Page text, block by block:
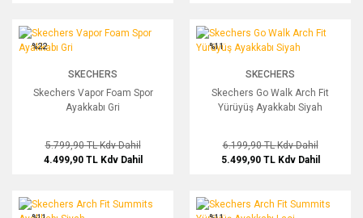
Skechers Vapor Foam Spor Ayakkabı Gri
%22
SKECHERS
Skechers Vapor Foam Spor
Ayakkabı Gri
5.799,90 TLKdv Dahil
4.499,90 TL Kdv Dahil
Skechers Go Walk Arch Fit Yürüyüş
%11
SKECHERS
Skechers Go Walk Arch Fit
Yürüyüş Ayakkabı Siyah
6.199,90 TLKdv Dahil
5.499,90 TL Kdv Dahil
Skechers Arch Fit Summits Ayakkabı SiyahSkechers Arch Fit Summits Yürüyüş